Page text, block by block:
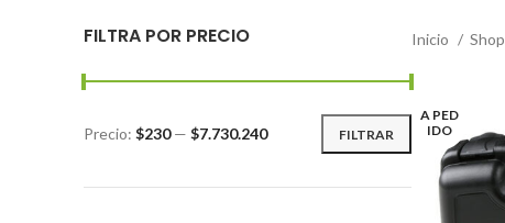
FILTRA POR PRECIO
FILTRAR
Precio: $230— $7.730.240
Inicio Shop
A PED
IDO